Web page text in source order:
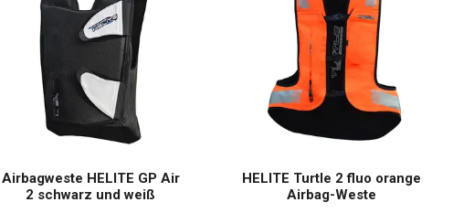
Airbagweste HELITE GP Air
2 schwarz und weiß
HELITE Turtle 2 fluo orange
Airbag-Weste